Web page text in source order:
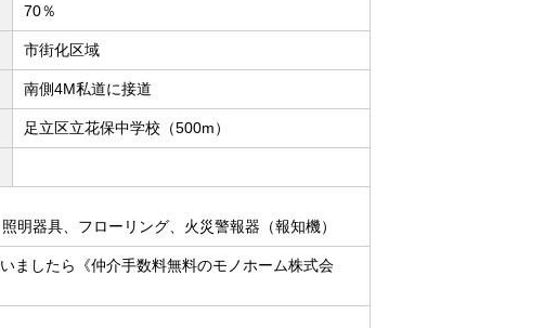
70％
市街化区域
南側4M私道に接道
足立区立花保中学校（500m）
明器具、フローリング、火災警報器（報知機）
ましたら《仲介手数料無料のモノホーム株式会